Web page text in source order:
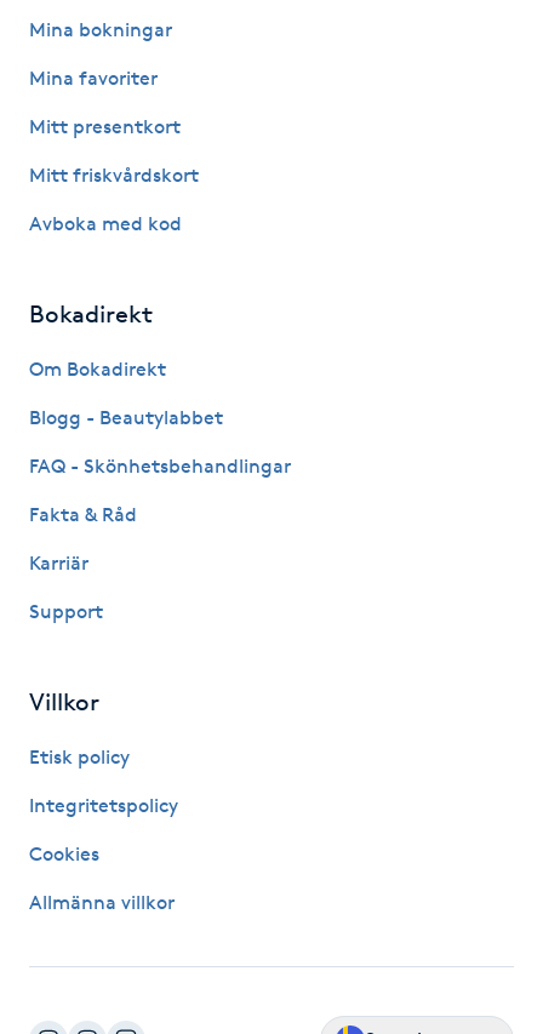
Hårbottenbehandling
Hårvård
Hälsa
Hälsprickor
IPL
IR-massage
Japansk massage
K18
Katun fransar
Mina bokningar
Mina favoriter
Mitt presentkort
Mitt friskvårdskort
Avboka med kod
Bokadirekt
Om Bokadirekt
Blogg - Beautylabbet
FAQ - Skönhetsbehandlingar
Fakta & Råd
Karriär
Support
Villkor
Etisk policy
Integritetspolicy
Cookies
Allmänna villkor